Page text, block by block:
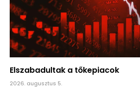
Elszabadultak a tőkepiacok
2026. augusztus 5.